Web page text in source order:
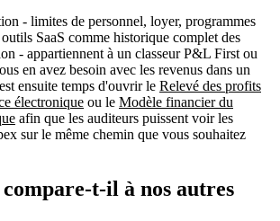
- limites de personnel, loyer, programmes
SaaS comme historique complet des
- appartiennent à un classeurP&L First ou
en avez besoin avec les revenus dans un
ensuite temps d'ouvrir le Relevé des profits
électronique ou le Modèle financier du
afin que les auditeurs puissent voir les
sur le même chemin que vous souhaitez
compare-t-il à nos autres